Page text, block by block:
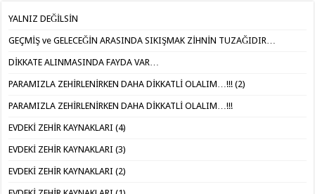
YALNIZ DEĞİLSİN
GEÇMİŞ ve GELECEĞİN ARASINDA SIKIŞMAK ZİHNİN TUZAĞIDIR…
DİKKATE ALINMASINDA FAYDA VAR…
PARAMIZLA ZEHİRLENİRKEN DAHA DİKKATLİ OLALIM…!!! (2)
PARAMIZLA ZEHİRLENİRKEN DAHA DİKKATLİ OLALIM…!!!
EVDEKİ ZEHİR KAYNAKLARI (4)
EVDEKİ ZEHİR KAYNAKLARI (3)
EVDEKİ ZEHİR KAYNAKLARI (2)